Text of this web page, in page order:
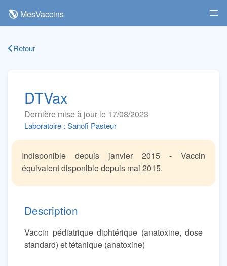
MesVaccins
Retour
DTVax
Dernière mise à jour le 17/08/2023
Laboratoire : Sanofi Pasteur
Indisponible depuis janvier 2015 - Vaccin
équivalent disponible depuis mai 2015.
Description
Vaccin pédiatrique diphtérique (anatoxine, dose
standard) et tétanique (anatoxine)